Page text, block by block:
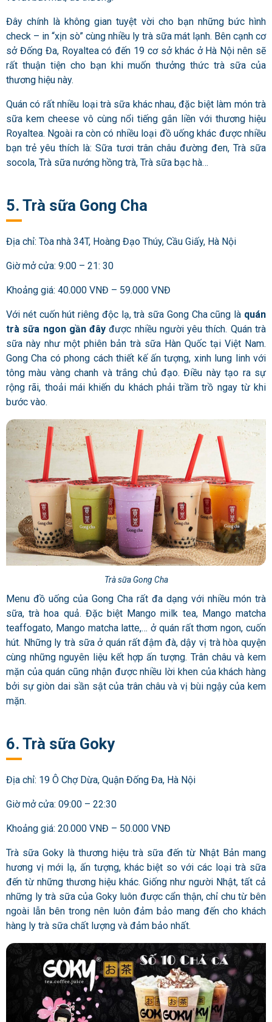
Đây chính là không gian tuyệt vời cho bạn những bức hình
check – in “xịn sò” cùng nhiều ly trà sữa mát lạnh. Bên cạnh cơ
sở Đống Đa, Royaltea có đến 19 cơ sở khác ở Hà Nội nên sẽ
rất thuận tiện cho bạn khi muốn thưởng thức trà sữa của
thương hiệu này.
Quán có rất nhiều loại trà sữa khác nhau, đặc biệt làm món trà
sữa kem cheese vô cùng nổi tiếng gắn liền với thương hiệu
Royaltea. Ngoài ra còn có nhiều loại đồ uống khác được nhiều
bạn trẻ yêu thích là: Sữa tươi trân châu đường đen, Trà sữa
socola, Trà sữa nướng hồng trà, Trà sữa bạc hà…
5. Trà sữa Gong Cha
Địa chỉ: Tòa nhà 34T, Hoàng Đạo Thúy, Cầu Giấy, Hà Nội
Giờ mở cửa: 9:00 – 21: 30
Khoảng giá: 40.000 VNĐ – 59.000 VNĐ
Với nét cuốn hút riêng độc lạ, trà sữa Gong Cha cũng là quán
trà sữa ngon gần đâyđược nhiều người yêu thích. Quán trà
sữa này như một phiên bản trà sữa Hàn Quốc tại Việt Nam.
Gong Cha có phong cách thiết kế ấn tượng, xinh lung linh với
tông màu vàng chanh và trắng chủ đạo. Điều này tạo ra sự
rộng rãi, thoải mái khiến du khách phải trầm trồ ngay từ khi
bước vào.
Trà sữa Gong Cha
Menu đồ uống của Gong Cha rất đa dạng với nhiều món trà
sữa, trà hoa quả. Đặc biệt Mango milk tea, Mango matcha
teaffogato, Mango matcha latte,… ở quán rất thơm ngon, cuốn
hút. Những ly trà sữa ở quán rất đậm đà, dậy vị trà hòa quyện
cùng những nguyên liệu kết hợp ấn tượng. Trân châu và kem
mặn của quán cũng nhận được nhiều lời khen của khách hàng
bởi sự giòn dai sần sật của trân châu và vị bùi ngậy của kem
mặn.
6. Trà sữa Goky
Địa chỉ: 19 Ô Chợ Dừa, Quận Đống Đa, Hà Nội
Giờ mở cửa: 09:00 – 22:30
Khoảng giá: 20.000 VNĐ – 50.000 VNĐ
Trà sữa Goky là thương hiệu trà sữa đến từ Nhật Bản mang
hương vị mới lạ, ấn tượng, khác biệt so với các loại trà sữa
đến từ những thương hiệu khác. Giống như người Nhật, tất cả
những ly trà sữa của Goky luôn được cẩn thận, chỉ chu từ bên
ngoài lẫn bên trong nên luôn đảm bảo mang đến cho khách
hàng ly trà sữa chất lượng và đảm bảo nhất.